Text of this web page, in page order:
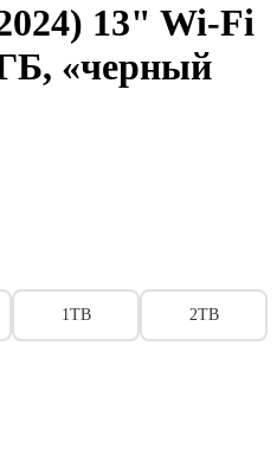
13" Wi-Fi
«черный
1TB 2TB